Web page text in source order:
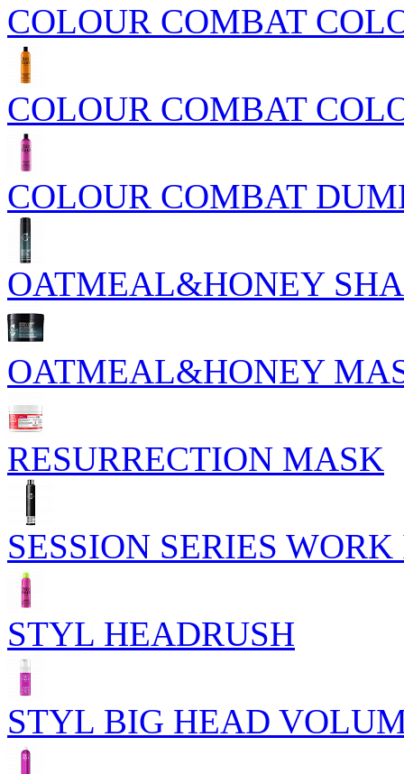
COLOUR COMBAT
COLOUR COMBAT
COLOUR COMBAT
OATMEAL&HONEY
OATMEAL&HONEY
RESURRECTION MASK
SESSION SERIES
STYL HEADRUSH
STYL BIG HEAD